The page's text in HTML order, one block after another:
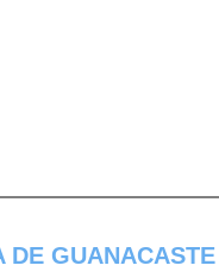
DE GUANACASTE